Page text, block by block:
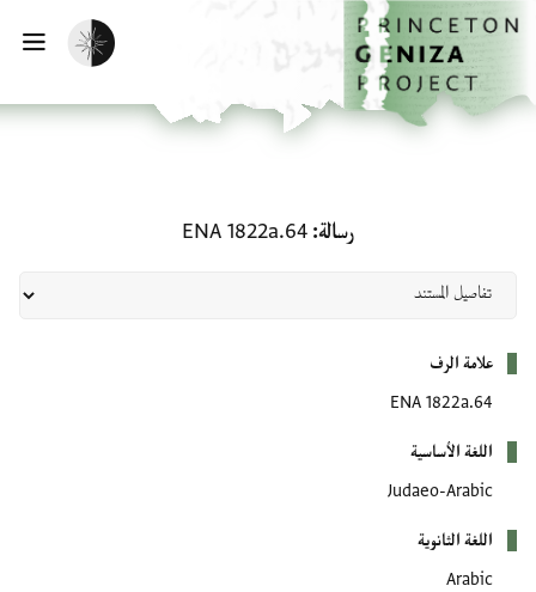
إلى المحتوى الرئيسي
الرئيسية
تفعيل الوضع المظلم
رسالة ENA 1822a.64
علامة الرف
ENA 1822a.64
اللغة الأساسية
Judaeo-Arabic
اللغة الثانوية
Arabic